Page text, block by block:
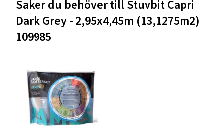
Saker du behöver till Stuvbit Capri
Dark Grey - 2,95x4,45m (13,1275m2)
109985